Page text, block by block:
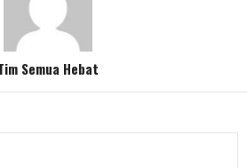
Semua Hebat